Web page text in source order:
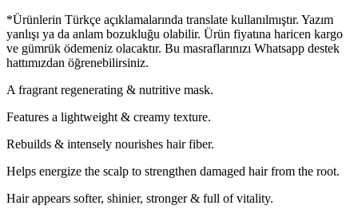
*Ürünlerin Türkçe açıklamalarında translate kullanılmıştır. Yazım
yanlışı ya da anlam bozukluğu olabilir. Ürün fiyatına haricen kargo
ve gümrük ödemeniz olacaktır. Bu masraflarınızı Whatsapp destek
hattımızdan öğrenebilirsiniz.
A fragrant regenerating & nutritive mask.
Features a lightweight & creamy texture.
Rebuilds & intensely nourishes hair fiber.
Helps energize the scalp to strengthen damaged hair from the root.
Hair appears softer, shinier, stronger & full of vitality.